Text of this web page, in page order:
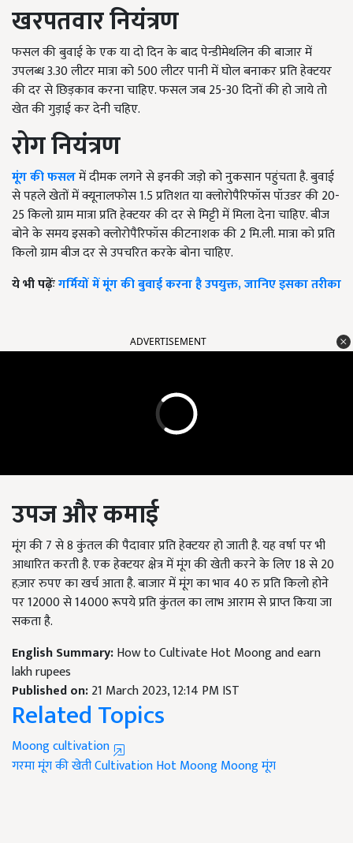
खरपतवार नियंत्रण
फसल की बुवाई के एक या दो दिन के बाद पेन्डीमेथलिन की बाजार में
उपलब्ध3.30लीटर मात्रा को500लीटर पानी में घोल बनाकर प्रति हेक्टयर
की दर से छिड़काव करना चाहिए. फसल जब25-30दिनों की हो जाये तो
खेत की गुड़ाई कर देनी चहिए.
रोग नियंत्रण
मूंग की फसलमें दीमक लगने से इनकी जड़ो को नुकसान पहुंचता है. बुवाई
से पहले खेतों में क्यूनालफोस1.5प्रतिशत या क्लोरोपैरिफॉस पॉउडर की20-
25किलो ग्राम मात्रा प्रति हेक्टयर की दर से मिट्टी में मिला देना चाहिए. बीज
बोने के समय इसको क्लोरोपैरिफॉस कीटनाशक की2मि.ली. मात्रा को प्रति
किलो ग्राम बीज दर से उपचरित करके बोना चाहिए.
ये भी पढ़ेंःगर्मियों में मूंग की बुवाई करना है उपयुक्त, जानिए इसका तरीका
ADVERTISEMENT
उपज और कमाई
मूंग की7से8कुंतल की पैदावार प्रति हेक्टयर हो जाती है. यह वर्षा पर भी
आधारित करती है. एक हेक्टयर क्षेत्र में मूंग की खेती करने के लिए18से20
हज़ार रुपए का खर्च आता है. बाजार में मूंग का भाव40रु प्रति किलो होने
पर12000से14000रूपये प्रति कुंतल का लाभ आराम से प्राप्त किया जा
सकता है.
English Summary:How to Cultivate Hot Moong and earn
lakh rupees
Published on:21 March 2023, 12:14 PM IST
Related Topics
Moong cultivation
गरमा मूंग की खेतीCultivation Hot MoongMoongमूंग